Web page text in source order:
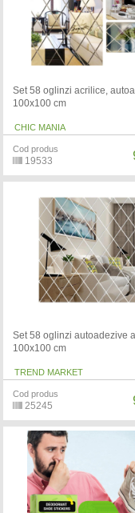
Set 58 oglinzi acrilice,
100x100 cm
CHIC MANIA
Cod produs
19533
Set 58 oglinzi autoadezive
100x100 cm
TREND MARKET
Cod produs
25245